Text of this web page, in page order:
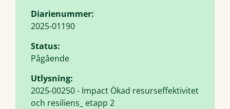
Diarienummer:
2025-01190
Status:
Pågående
Utlysning:
2025-00250 - Impact Ökad resurseffektivitet
och resiliens_ etapp 2